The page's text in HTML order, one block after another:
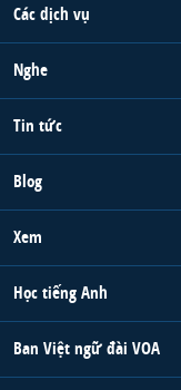
Các dịch vụ
Nghe
Tin tức
Blog
Xem
Học tiếng Anh
Ban Việt ngữ đài VOA